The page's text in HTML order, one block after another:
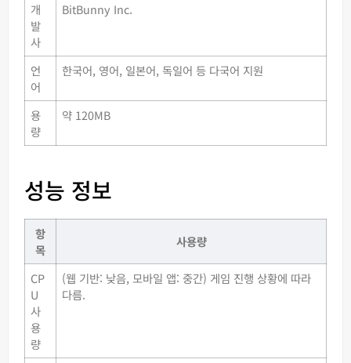
개
발
사
BitBunny Inc.
언
어
한국어, 영어, 일본어, 독일어 등 다국어 지원
용
량
약 120MB
성능 정보
항
목
사용량
CP
U
사
용
량
(웹 기반: 낮음, 모바일 앱: 중간) 게임 진행 상황에 따라
다름.